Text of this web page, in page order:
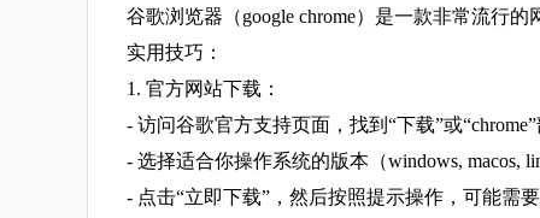
谷歌浏览器（google chrome）是一款非常流行
实用技巧：
1. 官方网站下载：
- 访问谷歌官方支持页面，找到“下载”或
- 选择适合你操作系统的版本（windows, macos,
- 点击“立即下载”，然后按照提示操作，可能需